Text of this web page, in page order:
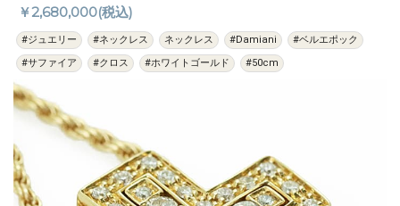
￥2,680,000(税込)
#ジュエリー #ネックレス ネックレス #Damiani
#ベルエポック
#サファイア
#クロス #ホワイトゴールド #50cm